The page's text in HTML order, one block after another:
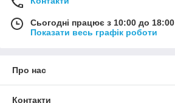
Сьогодні працює з 10:00 до 18:00
Показати весь графік роботи
Про нас
Контакти